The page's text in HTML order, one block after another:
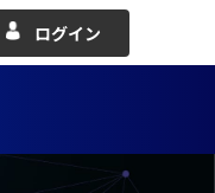
ログイン